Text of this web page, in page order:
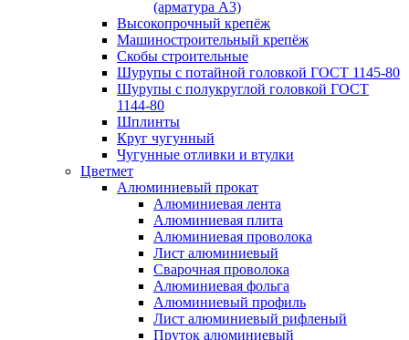
(арматура А3)
Высокопрочный крепёж
Машиностроительный крепёж
Скобы строительные
Шурупы с потайной головкой ГОСТ 1145-80
Шурупы с полукруглой головкой ГОСТ
1144-80
Шплинты
Круг чугунный
Чугунные отливки и втулки
Цветмет
Алюминиевый прокат
Алюминиевая лента
Алюминиевая плита
Алюминиевая проволока
Лист алюминиевый
Сварочная проволока
Алюминиевая фольга
Алюминиевый профиль
Лист алюминиевый рифленый
Пруток алюминиевый